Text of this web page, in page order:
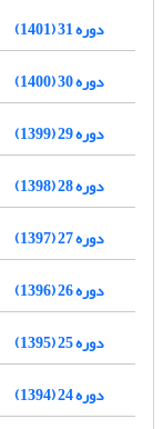
دوره 31 (1401)
دوره 30 (1400)
دوره 29 (1399)
دوره 28 (1398)
دوره 27 (1397)
دوره 26 (1396)
دوره 25 (1395)
دوره 24 (1394)